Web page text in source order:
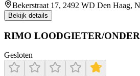
Bekerstraat 17, 2492 WD Den Haag,
Bekijk details
RIMO LOODGIETER/
Gesloten